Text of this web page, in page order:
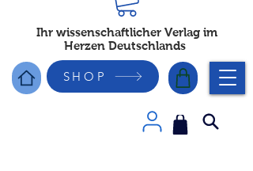
Ihr wissenschaftlicher Verlag im
Herzen Deutschlands
SHOP